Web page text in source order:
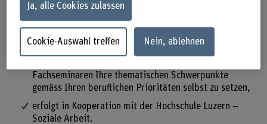
beinhaltet den Kurs Einführung
Sozialversicherungsrecht, in dem Sie wichtige
Grundlagen zu den Sozialversicherungen erwerben,
Fachseminaren Ihre thematischen Schwerpunkte
gemäss Ihren beruflichen Prioritäten selbst zu setzen,
erfolgt in Kooperation mit der Hochschule Luzern –
Soziale Arbeit.
Ja, alle Cookies zulassen
Cookie-Auswahl treffen Nein, ablehnen